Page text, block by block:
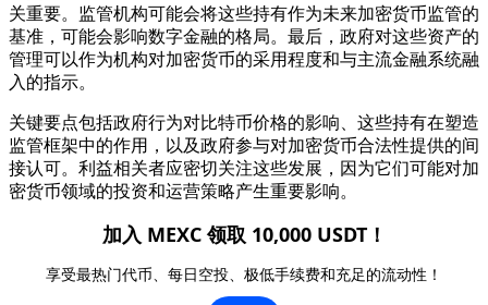
关重要。监管机构可能会将这些持有作为未来加密货币监管的
基准，可能会影响数字金融的格局。最后，政府对这些资产的
管理可以作为机构对加密货币的采用程度和与主流金融系统融
入的指示。
关键要点包括政府行为对比特币价格的影响、这些持有在塑造
监管框架中的作用，以及政府参与对加密货币合法性提供的间
接认可。利益相关者应密切关注这些发展，因为它们可能对加
密货币领域的投资和运营策略产生重要影响。
加入 MEXC 领取 10,000 USDT！
享受最热门代币、每日空投、极低手续费和充足的流动性！